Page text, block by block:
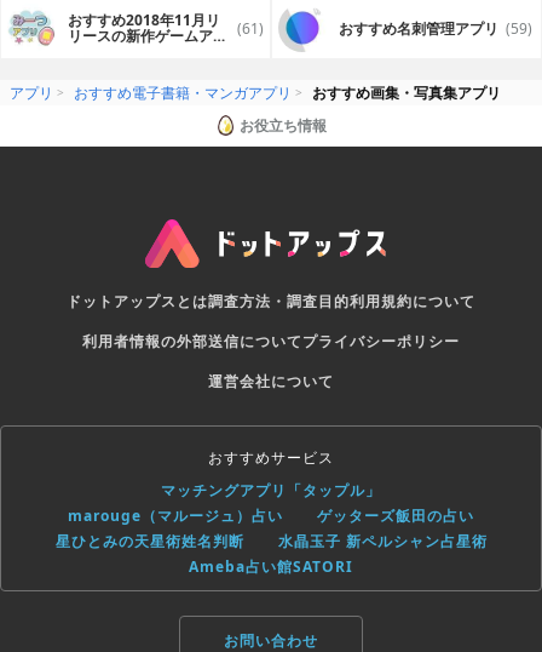
おすすめ2018年11月リ
リースの新作ゲームアプ (61) おすすめ名刺管理アプリ (59)
アプリ おすすめ電子書籍・マンガアプリ
おすすめ画集・写真集アプリ
お役立ち情報
ドットアップスとは調査方法・調査目的利用規約について
利用者情報の外部送信についてプライバシーポリシー
運営会社について
おすすめサービス
マッチングアプリ「タップル」
marouge（マルージュ）占い
ゲッターズ飯田の占い
星ひとみの天星術姓名判断
水晶玉子 新ペルシャン占星術
Ameba占い館SATORI
お問い合わせ